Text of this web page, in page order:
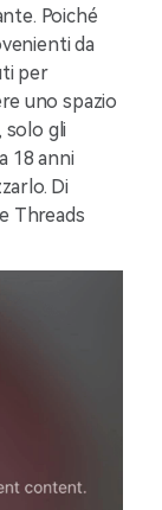
Poiché
da
per
uno spazio
solo gli
18 anni
Di
Threads